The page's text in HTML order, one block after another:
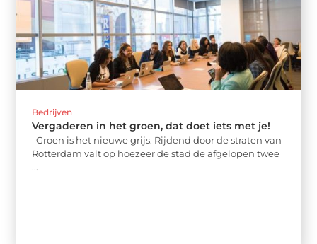
Bedrijven
Vergaderen in het groen, dat doet iets met je!
Groen is het nieuwe grijs. Rijdend door de straten van
Rotterdam valt op hoezeer de stad de afgelopen twee
...